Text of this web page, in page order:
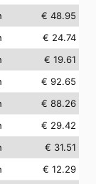
€ 48.95
€ 24.74
€ 19.61
€ 92.65
€ 88.26
€ 29.42
€ 31.51
€ 12.29